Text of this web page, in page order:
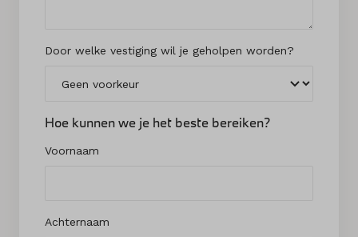
Door welke vestiging wil je geholpen worden?
Hoe kunnen we je het beste bereiken?
Voornaam
Achternaam